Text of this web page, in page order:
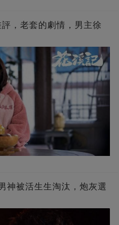
評，老套的劇情，男主徐
神被活生生淘汰，炮灰選